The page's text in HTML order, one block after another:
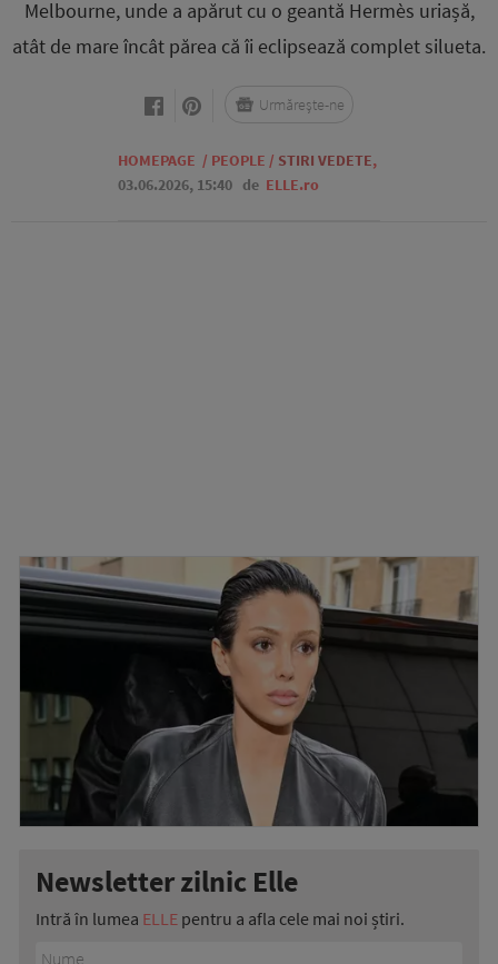
Melbourne, unde a apărut cu o geantă Hermès uriașă,
atât de mare încât părea că îi eclipsează complet silueta.
HOMEPAGE / PEOPLE / STIRI VEDETE,
03.06.2026, 15:40 de ELLE.ro
Urmărește-ne
Newsletter zilnic Elle
Intră în lumea ELLE pentru a afla cele mai noi știri.